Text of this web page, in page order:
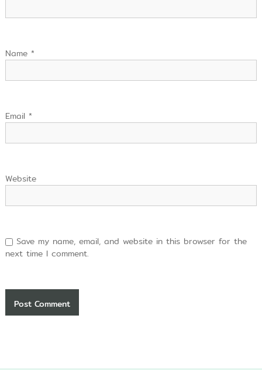
Name *
Email *
Website
Save my name, email, and website in this browser for the
next time I comment.